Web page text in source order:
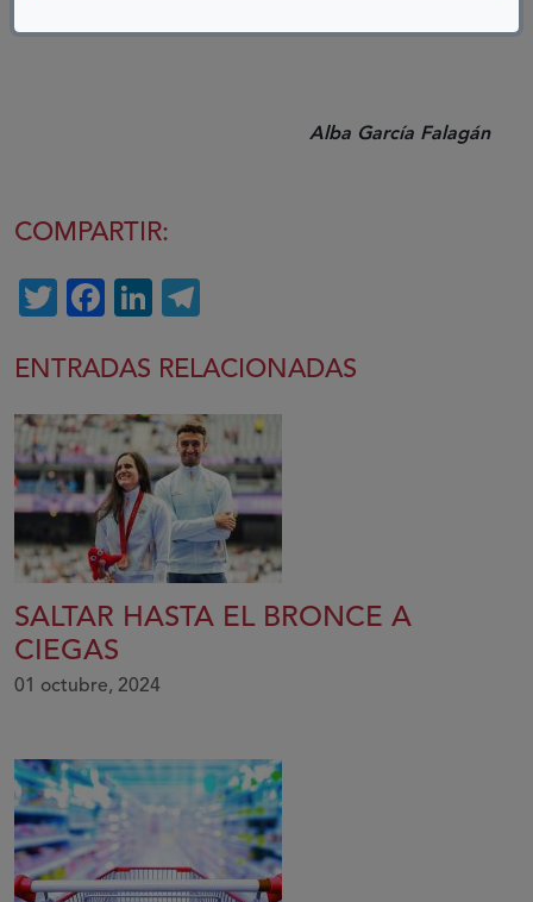
Alba García Falagán
COMPARTIR:
TwitterFacebook
LinkedIn
ENTRADAS RELACIONADAS
SALTAR HASTA EL BRONCE A
CIEGAS
01 octubre, 2024